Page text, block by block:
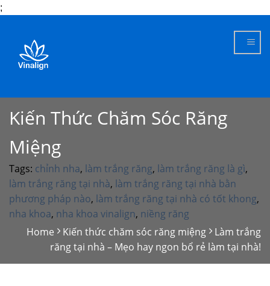
;
content
Kiến Thức Chăm Sóc Răng
Miệng
Tags: chỉnh nha, làm trắng răng, làm trắng răng là gì,
làm trắng răng tại nhà, làm trắng răng tại nhà bằn
phương pháp nào, làm trắng răng tại nhà có tốt khong,
nha khoa, nha khoa vinalign, niềng răng
Home
Kiến thức chăm sóc răng miệng
Làm trắng
răng tại nhà – Mẹo hay ngon bổ rẻ làm tại nhà!